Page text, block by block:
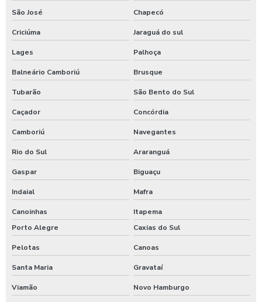
São José Chapecó
Criciúma Jaraguá do sul
Lages Palhoça
Balneário Camboriú Brusque
Tubarão São Bento do Sul
Caçador Concórdia
Camboriú Navegantes
Rio do Sul Araranguá
Gaspar Biguaçu
Indaial Mafra
Canoinhas
Itapema
Porto Alegre
Caxias do Sul
Pelotas Canoas
Santa Maria Gravataí
Viamão Novo Hamburgo